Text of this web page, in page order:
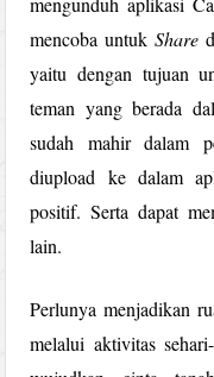
mencoba untuk Share
yaitu dengan tujuan
teman yang berada
sudah mahir dalam
diupload ke dalam
positif. Serta dapat
lain.
Perlunya menjadikan
melalui aktivitas